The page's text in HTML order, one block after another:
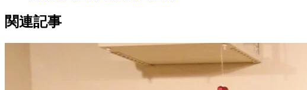
関連記事